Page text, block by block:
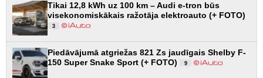
Tikai 12,8 kWh uz 100 km – Audi e-tron būs
visekonomiskākais ražotāja elektroauto (+ FOTO)
3
Piedāvājumā atgriežas 821 Zs jaudīgais Shelby F-
150 Super Snake Sport (+ FOTO)
9